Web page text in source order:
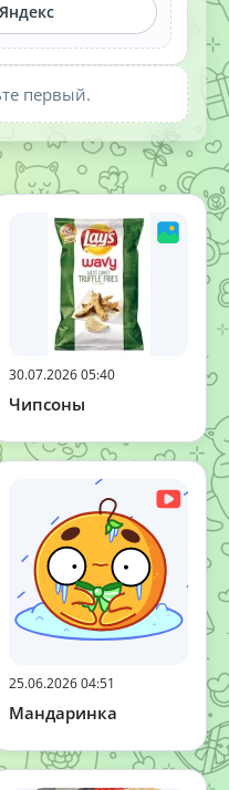
первый.
30.07.2026 05:40
Чипсоны
25.06.2026 04:51
Мандаринка